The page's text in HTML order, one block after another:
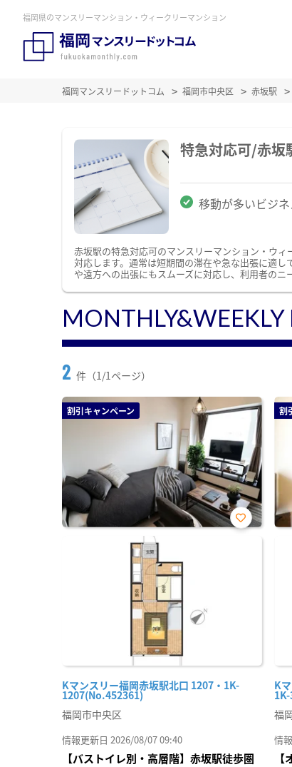
福岡県のマンスリーマンション・ウィークリーマンション
福岡マンスリードットコム 福岡市中央区 赤坂駅
特急対応可/赤坂
移動が多いビジ
赤坂駅の特急対応可のマンスリーマンション・ウ
対応します。通常は短期間の滞在や急な出張に適
や遠方への出張にもスムーズに対応し、利用者のニ
MONTHLY&WEEKLY
2 件（1/1ページ）
割引キャンペーン
Kマンスリー福岡赤坂駅北口 1207・1K-
1207(No.452361)
お気
福岡市中央区
情報更新日 2026/08/07 09:40
【バストイレ別・高層階】赤坂駅徒歩圏
割
K
福
情